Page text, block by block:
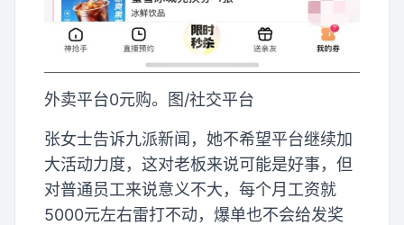
外卖平台0元购。图/社交平台
张女士告诉九派新闻，她不希望平台继续加
大活动力度，这对老板来说可能是好事，但
对普通员工来说意义不大，每个月工资就
5000元左右雷打不动，爆单也不会给发奖